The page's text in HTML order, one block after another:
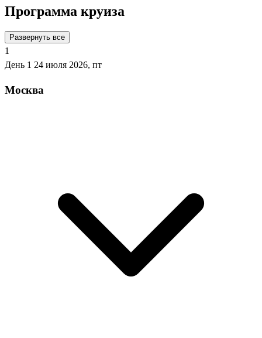
Программа круиза
Развернуть все
1
День 1 24 июля 2026, пт
Москва